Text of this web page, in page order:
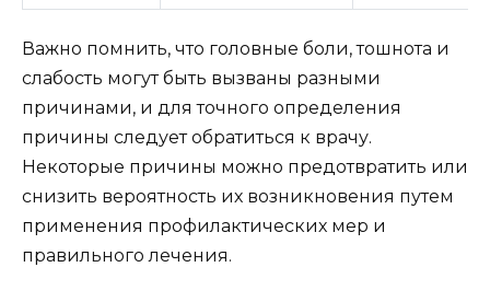
Важно помнить, что головные боли, тошнота и
слабость могут быть вызваны разными
причинами, и для точного определения
причины следует обратиться к врачу.
Некоторые причины можно предотвратить или
снизить вероятность их возникновения путем
применения профилактических мер и
правильного лечения.